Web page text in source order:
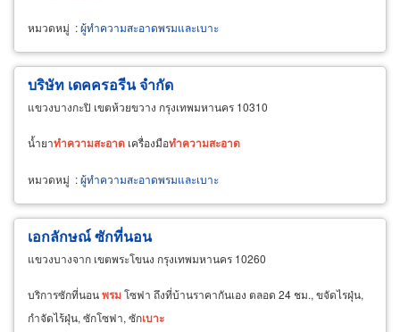
หมวดหมู่ :ผู้ทำความสะอาดพรมและเบาะ
บริษัท เดคครอรีน จำกัด
แขวงบางกะปิ เขตห้วยขวาง กรุงเทพมหานคร 10310
น้ำยาทำความสะอาด เครื่องมือทำความสะอาด
หมวดหมู่ :ผู้ทำความสะอาดพรมและเบาะ
เอกลักษณ์ ซักที่นอน
แขวงบางจาก เขตพระโขนง กรุงเทพมหานคร 10260
บริการซักที่นอนพรมโซฟา ถึงที่บ้านราคากันเอง ตลอด 24 ชม., ขจัดไรฝุ่น,
กำจัดไร้ฝุ่น, ซักโซฟา, ซักเบาะ